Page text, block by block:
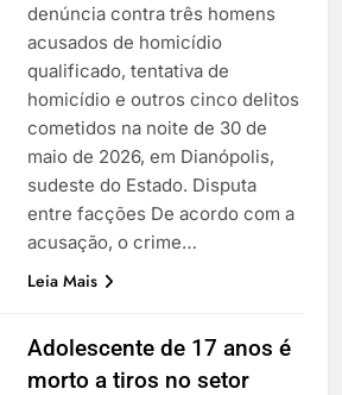
denúncia contra três homens
acusados de homicídio
qualificado, tentativa de
homicídio e outros cinco delitos
cometidos na noite de 30 de
maio de 2026, em Dianópolis,
sudeste do Estado. Disputa
entre facções De acordo com a
acusação, o crime…
Leia Mais
Adolescente de 17 anos é
morto a tiros no setor